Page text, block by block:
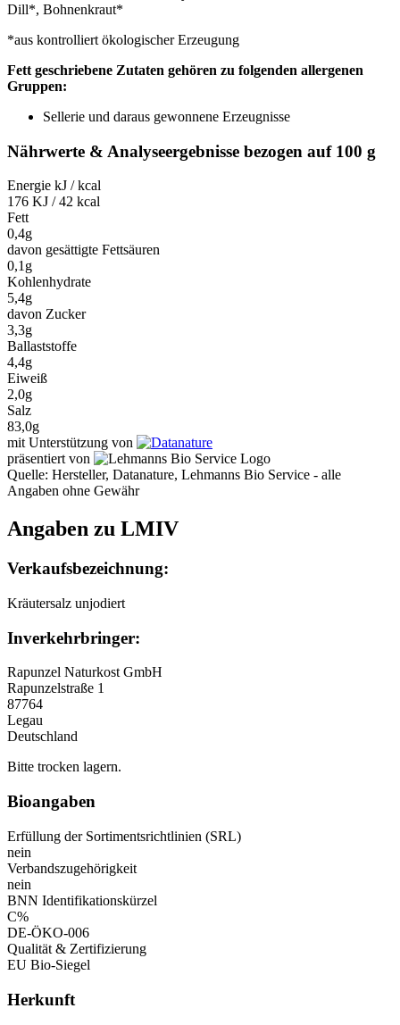
Dill*, Bohnenkraut*
*aus kontrolliert ökologischer Erzeugung
Fett geschriebene Zutaten gehören zu folgenden allergenen
Gruppen:
Sellerie und daraus gewonnene Erzeugnisse
Nährwerte & Analyseergebnisse bezogen auf 100 g
Energie kJ / kcal
176 KJ / 42 kcal
Fett
0,4g
davon gesättigte Fettsäuren
0,1g
Kohlenhydrate
5,4g
davon Zucker
3,3g
Ballaststoffe
4,4g
Eiweiß
2,0g
Salz
83,0g
mit Unterstützung von
präsentiert von
Quelle: Hersteller, Datanature, Lehmanns Bio Service - alle
Angaben ohne Gewähr
Angaben zu LMIV
Verkaufsbezeichnung:
Kräutersalz unjodiert
Inverkehrbringer:
Rapunzel Naturkost GmbH
Rapunzelstraße 1
87764
Legau
Deutschland
Bitte trocken lagern.
Bioangaben
Erfüllung der Sortimentsrichtlinien (SRL)
nein
Verbandszugehörigkeit
nein
BNN Identifikationskürzel
C%
DE-ÖKO-006
Qualität & Zertifizierung
EU Bio-Siegel
Herkunft